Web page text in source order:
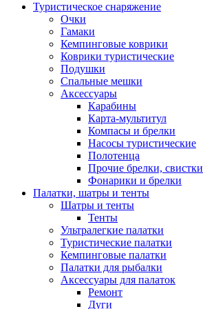
Туристическое снаряжение
Очки
Гамаки
Кемпинговые коврики
Коврики туристические
Подушки
Спальные мешки
Аксессуары
Карабины
Карта-мультитул
Компасы и брелки
Насосы туристические
Полотенца
Прочие брелки, свистки
Фонарики и брелки
Палатки, шатры и тенты
Шатры и тенты
Тенты
Ультралегкие палатки
Туристические палатки
Кемпинговые палатки
Палатки для рыбалки
Аксессуары для палаток
Ремонт
Дуги